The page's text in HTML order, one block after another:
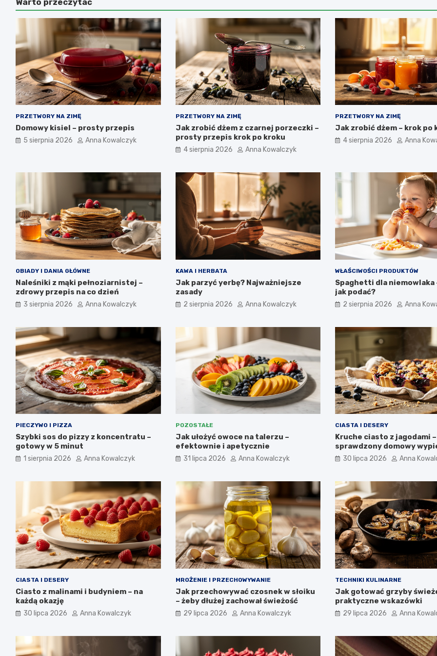
PRZETWORY NA ZIMĘ
Domowy kisiel – prosty przepis
5 sierpnia 2026 Anna Kowalczyk
PRZETWORY NA ZIMĘ
Jak zrobić dżem z czarnej porzeczki –
prosty przepis krok po kroku
4 sierpnia 2026 Anna Kowalczyk
PRZETWORY NA ZIMĘ
Jak zrobić dżem – krok po
4 sierpnia 2026 Anna
OBIADY I DANIA GŁÓWNE
Naleśniki z mąki pełnoziarnistej –
zdrowy przepis na co dzień
3 sierpnia 2026 Anna Kowalczyk
KAWA I HERBATA
Jak parzyć yerbę? Najważniejsze
zasady
2 sierpnia 2026 Anna Kowalczyk
WŁAŚCIWOŚCI PRODUKTÓW
Spaghetti dla niemowlaka
jak podać?
2 sierpnia 2026 Anna
PIECZYWO I PIZZA
Szybki sos do pizzy z koncentratu –
gotowy w 5 minut
1 sierpnia 2026 Anna Kowalczyk
POZOSTAŁE
Jak ułożyć owoce na talerzu –
efektownie i apetycznie
31 lipca 2026 Anna Kowalczyk
CIASTA I DESERY
Kruche ciasto z jagodami –
sprawdzony domowy
30 lipca 2026 Anna
CIASTA I DESERY
Ciasto z malinami i budyniem – na
każdą okazję
30 lipca 2026 Anna Kowalczyk
MROŻENIE I PRZECHOWYWANIE
Jak przechowywać czosnek w słoiku
– żeby dłużej zachował świeżość
29 lipca 2026 Anna Kowalczyk
TECHNIKI KULINARNE
Jak gotować grzyby
praktyczne wskazówki
29 lipca 2026 Anna